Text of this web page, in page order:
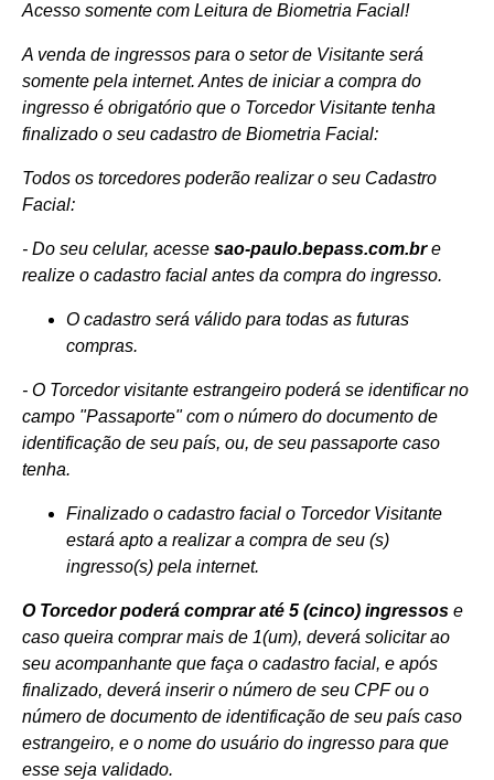
Acesso somente com Leitura de Biometria Facial!
A venda de ingressos para o setor de Visitante será
somente pela internet. Antes de iniciar a compra do
ingresso é obrigatório que o Torcedor Visitante tenha
finalizado o seu cadastro de Biometria Facial:
Todos os torcedores poderão realizar o seu Cadastro
Facial:
- Do seu celular, acesse sao-paulo.bepass.com.bre
realize o cadastro facial antes da compra do ingresso.
O cadastro será válido para todas as futuras
compras.
- O Torcedor visitante estrangeiro poderá se identificar no
campo "Passaporte" com o número do documento de
identificação de seu país, ou, de seu passaporte caso
tenha.
Finalizado o cadastro facial o Torcedor Visitante
estará apto a realizar a compra de seu (s)
ingresso(s) pela internet.
O Torcedor poderá comprar até 5 (cinco) ingressos e
caso queira comprar mais de 1(um), deverá solicitar ao
seu acompanhante que faça o cadastro facial, e após
finalizado, deverá inserir o número de seu CPF ou o
número de documento de identificação de seu país caso
estrangeiro, e o nome do usuário do ingresso para que
esse seja validado.